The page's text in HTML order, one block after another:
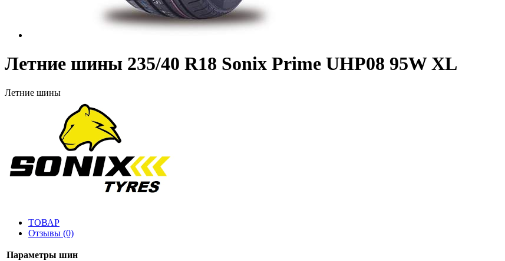
Летние шины 235/40 R18 Sonix Prime UHP08 95W XL
Летние шины
ТОВАР
Отзывы (0)
Параметры шин